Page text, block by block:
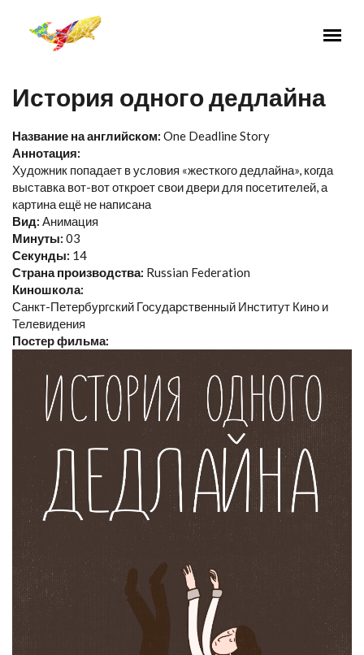
История одного дедлайна
Название на английском: One Deadline Story
Аннотация:
Художник попадает в условия «жесткого дедлайна», когда
выставка вот-вот откроет свои двери для посетителей, а
картина ещё не написана
Вид: Анимация
Минуты: 03
Секунды: 14
Страна производства: Russian Federation
Киношкола:
Санкт-Петербургский Государственный Институт Кино и
Телевидения
Постер фильма: